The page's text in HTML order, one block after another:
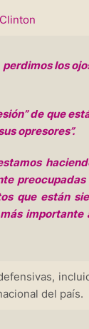
los
de que
opresores”.
que están
del país.